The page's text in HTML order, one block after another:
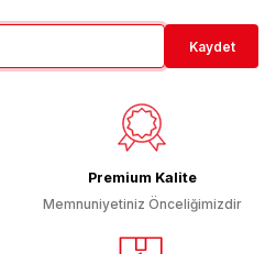
Kaydet
Premium Kalite
Memnuniyetiniz Önceliğimizdir